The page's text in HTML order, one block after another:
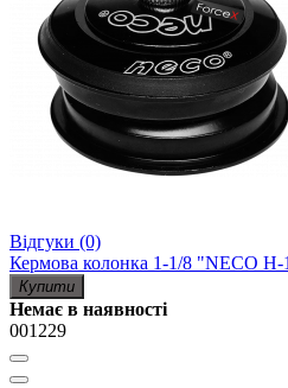
Відгуки (0)
Кермова колонка 1-1/8 "NECO H-
Купити
Немає в наявності
001229